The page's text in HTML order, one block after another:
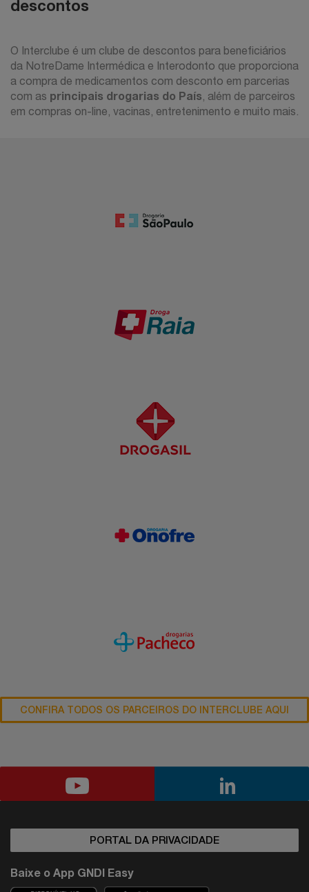
descontos
O Interclube é um clube de descontos para beneficiários
da NotreDame Intermédica e Interodonto que proporciona
a compra de medicamentos com desconto em parcerias
com as principais drogarias do País , além de parceiros
em compras on-line, vacinas, entretenimento e muito mais.
CONFIRA TODOS OS PARCEIROS DO INTERCLUBE AQUI
PORTAL DA PRIVACIDADE
Baixe o App GNDI Easy